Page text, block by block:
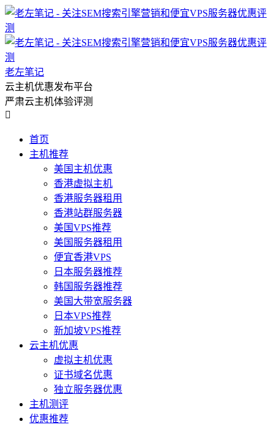
老左笔记
云主机优惠发布平台
严肃云主机体验评测

首页
主机推荐
美国主机优惠
香港虚拟主机
香港服务器租用
香港站群服务器
美国VPS推荐
美国服务器租用
便宜香港VPS
日本服务器推荐
韩国服务器推荐
美国大带宽服务器
日本VPS推荐
新加坡VPS推荐
云主机优惠
虚拟主机优惠
证书域名优惠
独立服务器优惠
主机测评
优惠推荐